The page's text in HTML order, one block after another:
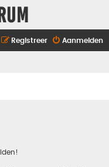
Aanmelden
Registreer